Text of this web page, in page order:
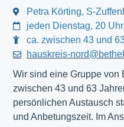
Petra Körting, S-
jeden Dienstag, 20 Uhr
ca. zwischen 43 und
hauskreis-
Wir sind eine Gruppe von
zwischen 43 und 63
persönlichen Austausch
und Anbetungszeit. Im